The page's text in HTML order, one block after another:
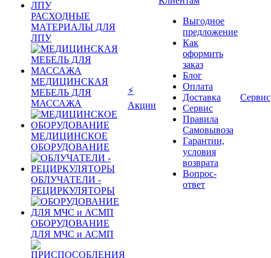
РАСХОДНЫЕ
МАТЕРИАЛЫ ДЛЯ
ЛПУ
МЕДИЦИНСКАЯ
МЕБЕЛЬ ДЛЯ
МАССАЖА
МЕДИЦИНСКОЕ
ОБОРУДОВАНИЕ
ОБЛУЧАТЕЛИ -
РЕЦИРКУЛЯТОРЫ
ОБОРУДОВАНИЕ
ДЛЯ МЧС и АСМП
⚡
Акции
Выгодное
предложение
Как
оформить
заказ
Блог
Оплата
Доставка
Сервис
Правила
Самовывоза
Гарантии,
условия
возврата
Вопрос-
ответ
Сервис